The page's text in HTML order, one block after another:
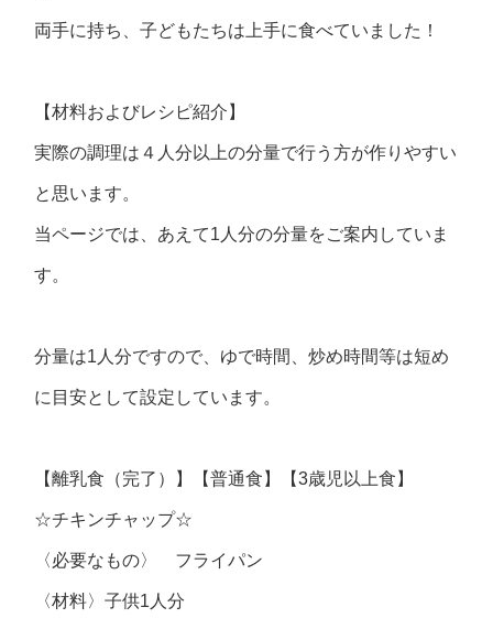
両手に持ち、子どもたちは上手に食べていました！
【材料およびレシピ紹介】
実際の調理は４人分以上の分量で行う方が作りやすい
と思います。
当ページでは、あえて1人分の分量をご案内していま
す。
分量は1人分ですので、ゆで時間、炒め時間等は短め
に目安として設定しています。
【離乳食（完了）】【普通食】【3歳児以上食】
☆チキンチャップ☆
〈必要なもの〉 フライパン
〈材料〉子供1人分